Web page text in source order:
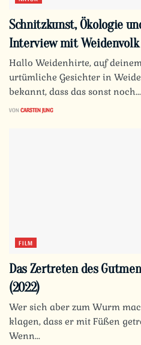
Schnitzkunst, Ökologie
Interview mit Weidenvolk
Hallo Weidenhirte, auf
urtümliche Gesichter in
bekannt, dass das sonst noch...
VON CARSTEN JUNG
FILM
Das Zertreten des
(2022)
Wer sich aber zum Wurm
klagen, dass er mit Füßen
Wenn...